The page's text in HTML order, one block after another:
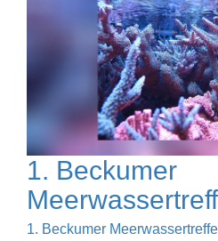
1. Beckumer
1. Beckumer